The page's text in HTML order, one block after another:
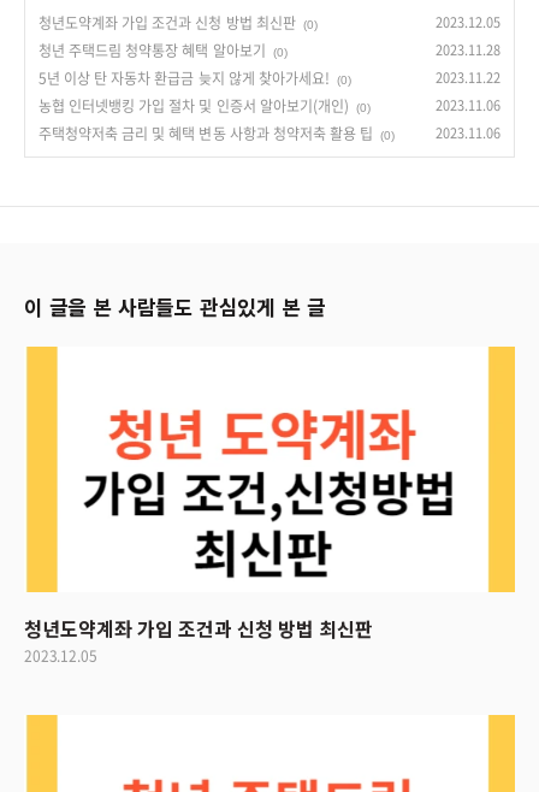
청년도약계좌 가입 조건과 신청 방법 최신판 (0) 2023.12.05
청년 주택드림 청약통장 혜택 알아보기 (0) 2023.11.28
5년 이상 탄 자동차 환급금 늦지 않게 찾아가세요! (0) 2023.11.22
농협 인터넷뱅킹 가입 절차 및 인증서 알아보기(개인) (0) 2023.11.06
주택청약저축 금리 및 혜택 변동 사항과 청약저축 활용 팁 (0) 2023.11.06
이 글을 본 사람들도 관심있게 본 글
청년도약계좌 가입 조건과 신청 방법 최신판
2023.12.05